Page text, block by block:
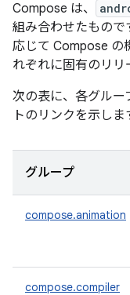
Compose は、
組み合わせたもので
応じて Compose の
れぞれに固有のリリ
次の表に、各グルー
トのリンクを示しま
グループ
compose.animation
compose.compiler